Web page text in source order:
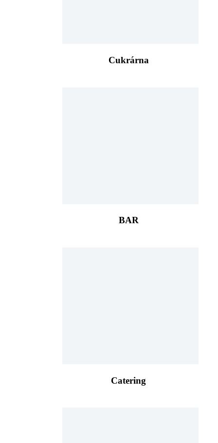
Cukrárna
BAR
Catering